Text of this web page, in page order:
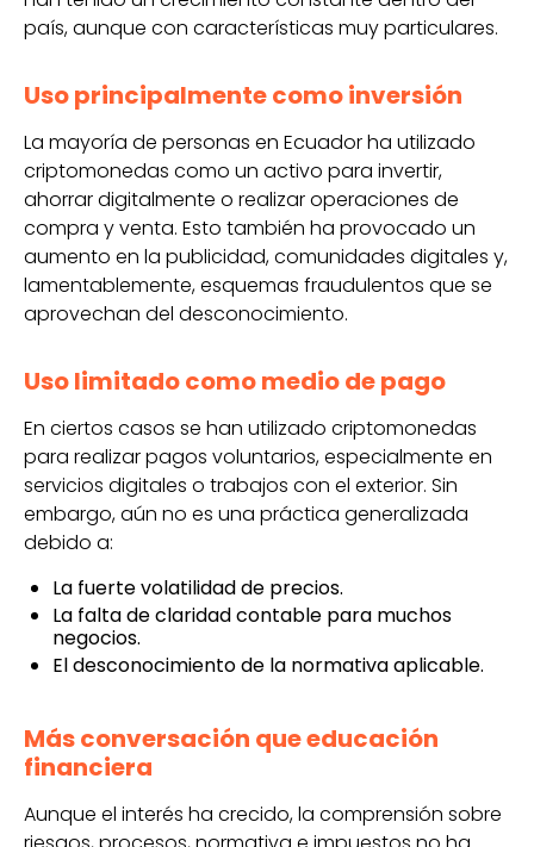
país, aunque con características muy particulares.
Uso principalmente como inversión
La mayoría de personas en Ecuador ha utilizado
criptomonedas como un activo para invertir,
ahorrar digitalmente o realizar operaciones de
compra y venta. Esto también ha provocado un
aumento en la publicidad, comunidades digitales y,
lamentablemente, esquemas fraudulentos que se
aprovechan del desconocimiento.
Uso limitado como medio de pago
En ciertos casos se han utilizado criptomonedas
para realizar pagos voluntarios, especialmente en
servicios digitales o trabajos con el exterior. Sin
embargo, aún no es una práctica generalizada
debido a:
La fuerte volatilidad de precios.
La falta de claridad contable para muchos
negocios.
El desconocimiento de la normativa aplicable.
Más conversación que educación
financiera
Aunque el interés ha crecido, la comprensión sobre